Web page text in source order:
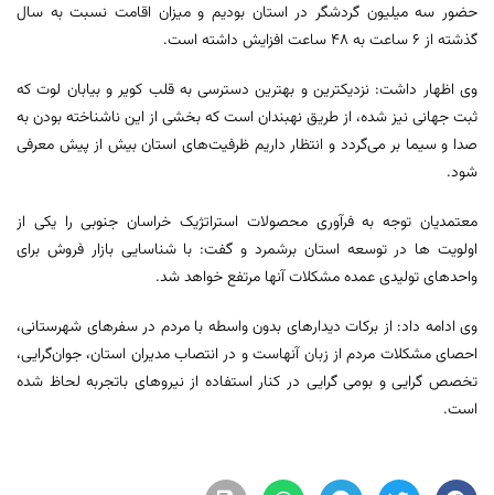
حضور سه میلیون گردشگر در استان بودیم و میزان اقامت نسبت به سال
گذشته از ۶ ساعت به ۴۸ ساعت افزایش داشته است.
وی اظهار داشت: نزدیکترین و بهترین دسترسی به قلب کویر و بیابان لوت که
ثبت جهانی نیز شده، از طریق نهبندان است که بخشی از این ناشناخته بودن به
صدا و سیما بر می‌گردد و انتظار داریم ظرفیت‌های استان بیش از پیش معرفی
شود.
معتمدیان توجه به فرآوری محصولات استراتژیک خراسان جنوبی را یکی از
اولویت ها در توسعه استان برشمرد و گفت: با شناسایی بازار فروش برای
واحدهای تولیدی عمده مشکلات آنها مرتفع خواهد شد.
وی ادامه داد: از برکات دیدارهای بدون واسطه با مردم در سفرهای شهرستانی،
احصای مشکلات مردم از زبان آنهاست و در انتصاب مدیران استان، جوان‌گرایی،
تخصص گرایی و بومی گرایی در کنار استفاده از نیروهای باتجربه لحاظ شده
است.